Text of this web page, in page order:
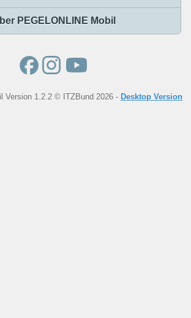
PEGELONLINE Mobil
Version 1.2.2 © ITZBund 2026 - Desktop Version